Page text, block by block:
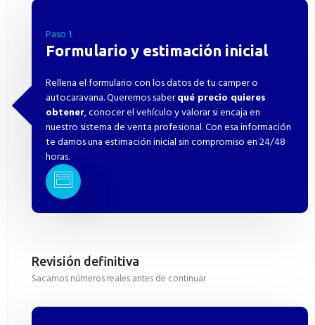
Paso 1
Formulario y estimación inicial
Rellena el formulario con los datos de tu camper o
autocaravana. Queremos saberqué precio quieres
obtener, conocer el vehículo y valorar si encaja en
nuestro sistema de venta profesional. Con esa información
te damos una estimación inicial sin compromiso en 24/48
horas.
Revisión definitiva
Sacamos números reales antes de continuar